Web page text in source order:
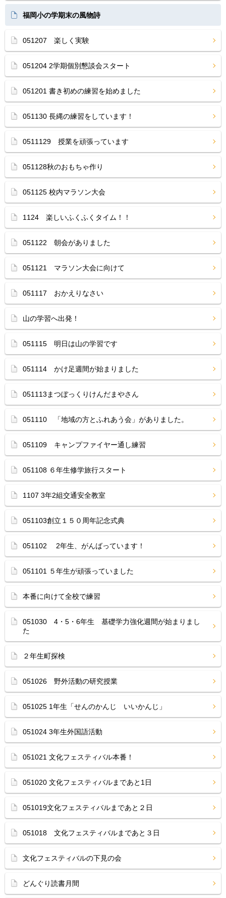
福岡小の学期末の風物詩
051207 楽しく実験
051204 2学期個別懇談会スタート
051201 書き初めの練習を始めました
051130 長縄の練習をしています！
0511129 授業を頑張っています
051128秋のおもちゃ作り
051125 校内マラソン大会
1124 楽しいふくふくタイム！！
051122 朝会がありました
051121 マラソン大会に向けて
051117 おかえりなさい
山の学習へ出発！
051115 明日は山の学習です
051114 かけ足週間が始まりました
051113まつぼっくりけんだまやさん
051110 「地域の方とふれあう会」がありました。
051109 キャンプファイヤー通し練習
051108 ６年生修学旅行スタート
1107 3年2組交通安全教室
051103創立１５０周年記念式典
051102 2年生、がんばっています！
051101 ５年生が頑張っていました
本番に向けて全校で練習
051030 4・5・6年生 基礎学力強化週間が始まりまし
た
２年生町探検
051026 野外活動の研究授業
051025 1年生「せんのかんじ いいかんじ」
051024 3年生外国語活動
051021 文化フェスティバル本番！
051020 文化フェスティバルまであと1日
051019文化フェスティバルまであと２日
051018 文化フェスティバルまであと３日
文化フェスティバルの下見の会
どんぐり読書月間